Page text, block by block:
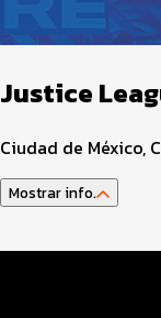
Justice
Ciudad de México,
Mostrar info.